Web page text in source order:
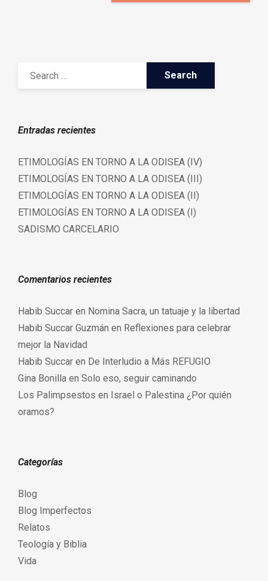
Entradas recientes
ETIMOLOGÍAS EN TORNO A LA ODISEA (IV)
ETIMOLOGÍAS EN TORNO A LA ODISEA (III)
ETIMOLOGÍAS EN TORNO A LA ODISEA (II)
ETIMOLOGÍAS EN TORNO A LA ODISEA (I)
SADISMO CARCELARIO
Comentarios recientes
Habib Succar en Nomina Sacra, un tatuaje y la libertad
Habib Succar Guzmán en Reflexiones para celebrar
mejor la Navidad
Habib Succar en De Interludio a Más REFUGIO
Gina Bonilla en Solo eso, seguir caminando
Los Palimpsestos en Israel o Palestina ¿Por quién
oramos?
Categorías
Blog
Blog Imperfectos
Relatos
Teología y Biblia
Vida